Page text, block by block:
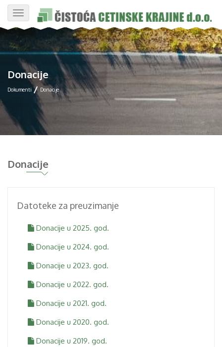
Toggle
navigation
Donacije
Dokumenti Donacije
Donacije
Datoteke za preuzimanje
Donacije u 2025. god.
Donacije u 2024. god.
Donacije u 2023. god.
Donacije u 2022. god.
Donacije u 2021. god.
Donacije u 2020. god.
Donacije u 2019. god.